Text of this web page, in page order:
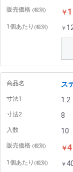
販売価格 (税別) ￥
1個あたり (税別) ￥
商品名 ス
寸法1 1.2
寸法2 8
入数 10
販売価格 (税別) ￥
1個あたり (税別) ￥